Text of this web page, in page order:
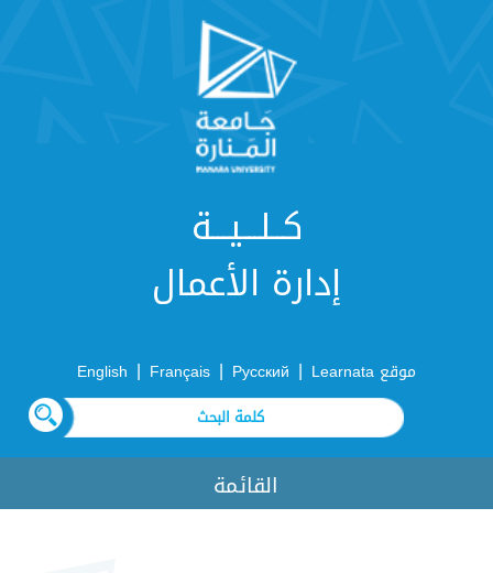
كــلـــيـــة
إدارة الأعمال
موقع Learnata |
Русский
|
Français
|
English
القائمة